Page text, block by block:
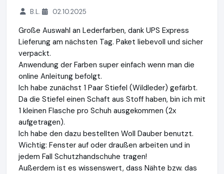
B.L. 02.10.2025
Große Auswahl an Lederfarben, dank UPS Express
Lieferung am nächsten Tag. Paket liebevoll und sicher
verpackt.
Anwendung der Farben super einfach wenn man die
online Anleitung befolgt.
Ich habe zunächst 1 Paar Stiefel (Wildleder) gefärbt.
Da die Stiefel einen Schaft aus Stoff haben, bin ich mit
1 kleinen Flasche pro Schuh ausgekommen (2x
aufgetragen).
Ich habe den dazu bestellten Woll Dauber benutzt.
Wichtig: Fenster auf oder draußen arbeiten und in
jedem Fall Schutzhandschuhe tragen!
Außerdem ist es wissenswert, dass Nähte bzw. das